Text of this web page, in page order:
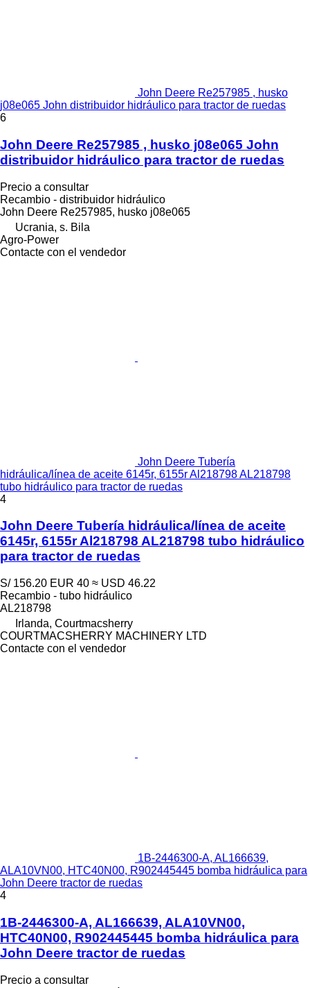
John Deere Re257985 , husko
j08e065 John distribuidor hidráulico para tractor de ruedas
6
John Deere Re257985 , husko j08e065 John
distribuidor hidráulico para tractor de ruedas
Precio a consultar
Recambio - distribuidor hidráulico
John Deere Re257985, husko j08e065
Ucrania, s. Bila
Agro-Power
Contacte con el vendedor
John Deere Tubería
hidráulica/línea de aceite 6145r, 6155r Al218798 AL218798
tubo hidráulico para tractor de ruedas
4
John Deere Tubería hidráulica/línea de aceite
6145r, 6155r Al218798 AL218798 tubo hidráulico
para tractor de ruedas
S/ 156.20 EUR 40 ≈ USD 46.22
Recambio - tubo hidráulico
AL218798
Irlanda, Courtmacsherry
COURTMACSHERRY MACHINERY LTD
Contacte con el vendedor
1B-2446300-A, AL166639,
ALA10VN00, HTC40N00, R902445445 bomba hidráulica para
John Deere tractor de ruedas
4
1B-2446300-A, AL166639, ALA10VN00,
HTC40N00, R902445445 bomba hidráulica para
John Deere tractor de ruedas
Precio a consultar